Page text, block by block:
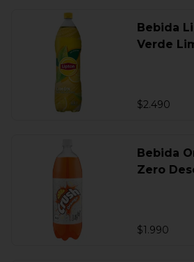
Bebida
Verde
$2.490
Bebida
Zero
$1.990